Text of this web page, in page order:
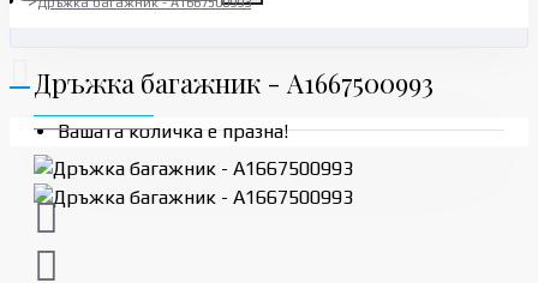
Вашата количка е празна!
Дръжка багажник - A1667500993